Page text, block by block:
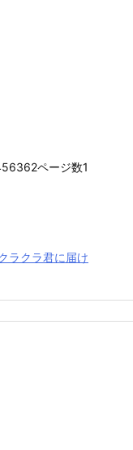
ページ数1
ラクラ君に届け